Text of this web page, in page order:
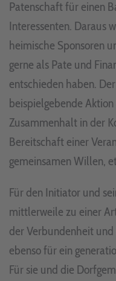
Patenschaft für einen
Interessenten. Daraus
heimische Sponsoren
gerne als Pate und
entschieden haben.
beispielgebende
Zusammenhalt in der
Bereitschaft einer
gemeinsamen Willen,
Für den Initiator und
mittlerweile zu einer
der Verbundenheit
ebenso für ein
Für sie und die